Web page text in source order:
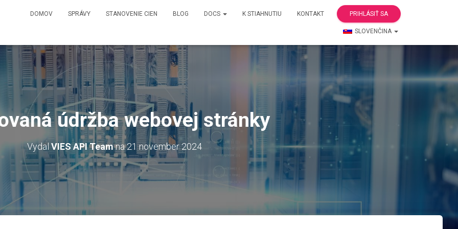
DOMOV SPRÁVY STANOVENIE CIEN BLOG DOCS K STIAHNUTIU KONTAKT PRIHLÁSIŤ SA
SLOVENČINA
údržba webovej stránky
VydalVIES API Teamna21 november 2024